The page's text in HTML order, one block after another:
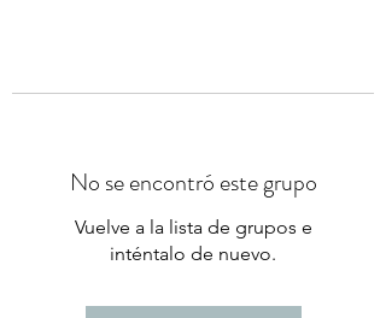
No se encontró este grupo
Vuelve a la lista de grupos e
inténtalo de nuevo.